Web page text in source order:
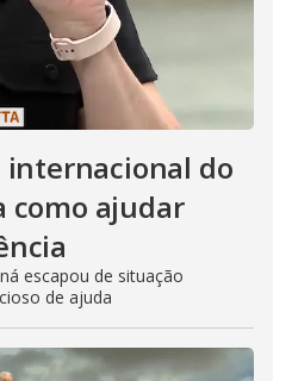
internacional do
como ajudar
escapou de situação
de ajuda